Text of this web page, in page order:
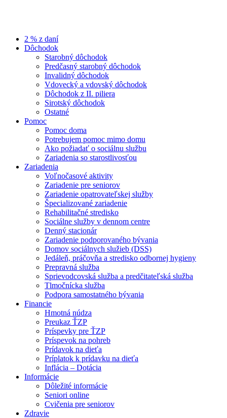
2 % z daní
Dôchodok
Starobný dôchodok
Predčasný starobný dôchodok
Invalidný dôchodok
Vdovecký a vdovský dôchodok
Dôchodok z II. piliera
Sirotský dôchodok
Ostatné
Pomoc
Pomoc doma
Potrebujem pomoc mimo domu
Ako požiadať o sociálnu službu
Zariadenia so starostlivosťou
Zariadenia
Voľnočasové aktivity
Zariadenie pre seniorov
Zariadenie opatrovateľskej služby
Špecializované zariadenie
Rehabilitačné stredisko
Sociálne služby v dennom centre
Denný stacionár
Zariadenie podporovaného bývania
Domov sociálnych služieb (DSS)
Jedáleň, práčovňa a stredisko odbornej hygieny
Prepravná služba
Sprievodcovská služba a predčitateľská služba
Tlmočnícka služba
Podpora samostatného bývania
Financie
Hmotná núdza
Preukaz ŤZP
Príspevky pre ŤZP
Príspevok na pohreb
Prídavok na dieťa
Príplatok k prídavku na dieťa
Inflácia – Dotácia
Informácie
Dôležité informácie
Seniori online
Cvičenia pre seniorov
Zdravie